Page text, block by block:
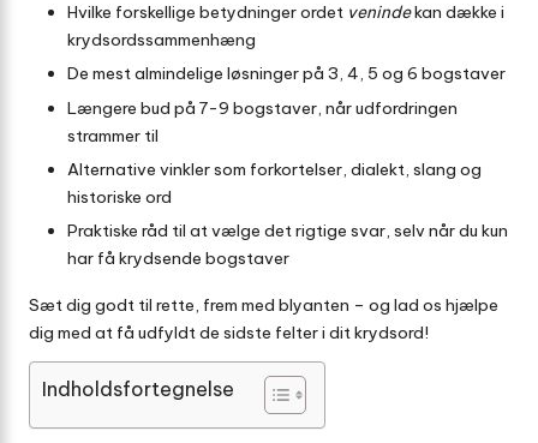
Hvilke forskellige betydninger ordet venindekan dække i
krydsords­sammenhæng
De mest almindelige løsninger på 3, 4, 5 og 6 bogstaver
Længere bud på 7-9 bogstaver, når udfordringen
strammer til
Alternative vinkler som forkortelser, dialekt, slang og
historiske ord
Praktiske råd til at vælge det rigtige svar, selv når du kun
har få krydsende bogstaver
Sæt dig godt til rette, frem med blyanten – og lad os hjælpe
dig med at få udfyldt de sidste felter i dit krydsord!
Indholdsfortegnelse